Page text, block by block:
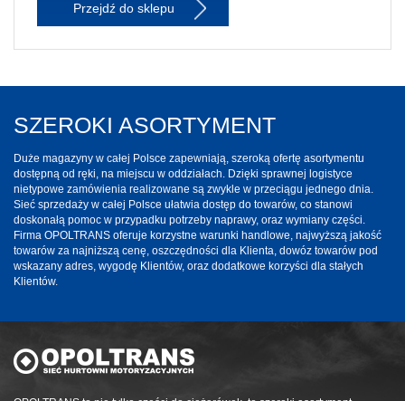
Przejdź do sklepu
SZEROKI ASORTYMENT
Duże magazyny w całej Polsce zapewniają, szeroką ofertę asortymentu
dostępną od ręki, na miejscu w oddziałach. Dzięki sprawnej logistyce
nietypowe zamówienia realizowane są zwykle w przeciągu jednego dnia.
Sieć sprzedaży w całej Polsce ułatwia dostęp do towarów, co stanowi
doskonałą pomoc w przypadku potrzeby naprawy, oraz wymiany części.
Firma OPOLTRANS oferuje korzystne warunki handlowe, najwyższą jakość
towarów za najniższą cenę, oszczędności dla Klienta, dowóz towarów pod
wskazany adres, wygodę Klientów, oraz dodatkowe korzyści dla stałych
Klientów.